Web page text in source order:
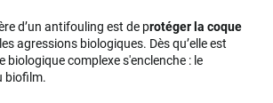
d’un antifouling est de protéger la coque
agressions biologiques. Dès qu’elle est
biologique complexe s'enclenche : le
biofilm.